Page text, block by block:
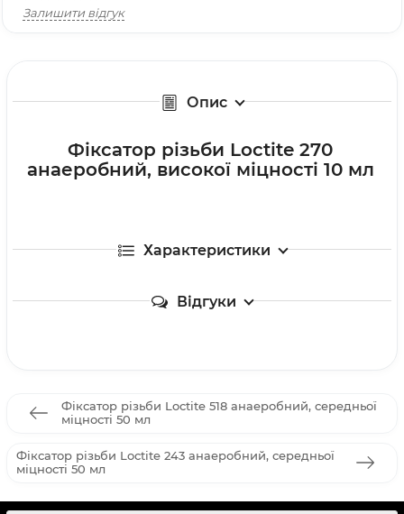
Залишити відгук
Опис
Фіксатор різьби Loctite 270
анаеробний, високої міцності 10 мл
Характеристики
Відгуки
Фіксатор різьби Loctite 518 анаеробний, середньої
міцності 50 мл
Фіксатор різьби Loctite 243 анаеробний, середньої
міцності 50 мл